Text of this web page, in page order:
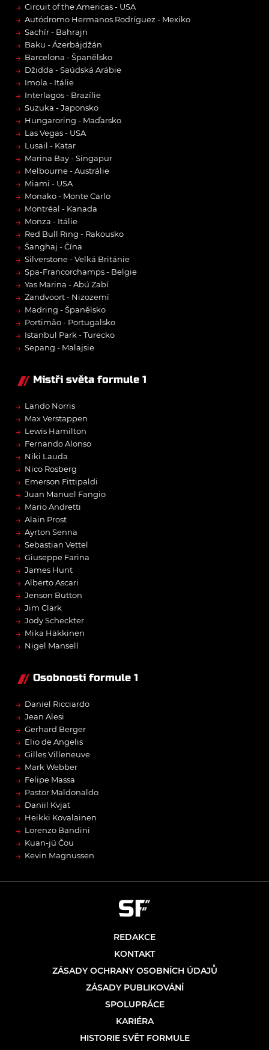
→ Circuit of the Americas - USA
→ Autódromo Hermanos Rodríguez - Mexiko
→ Sachír - Bahrajn
→ Baku - Ázerbájdžán
→ Barcelona - Španělsko
→ Džidda - Saúdská Arábie
→ Imola - Itálie
→ Interlagos - Brazílie
→ Suzuka - Japonsko
→ Hungaroring - Maďarsko
→ Las Vegas - USA
→ Lusail - Katar
→ Marina Bay - Singapur
→ Melbourne - Austrálie
→ Miami - USA
→ Monako - Monte Carlo
→ Montréal - Kanada
→ Monza - Itálie
→ Red Bull Ring - Rakousko
→ Šanghaj - Čína
→ Silverstone - Velká Británie
→ Spa-Francorchamps - Belgie
→ Yas Marina - Abú Zabí
→ Zandvoort - Nizozemí
→ Madring - Španělsko
→ Portimão - Portugalsko
→ Istanbul Park - Turecko
→ Sepang - Malajsie
Mistři světa formule 1
→ Lando Norris
→ Max Verstappen
→ Lewis Hamilton
→ Fernando Alonso
→ Niki Lauda
→ Nico Rosberg
→ Emerson Fittipaldi
→ Juan Manuel Fangio
→ Mario Andretti
→ Alain Prost
→ Ayrton Senna
→ Sebastian Vettel
→ Giuseppe Farina
→ James Hunt
→ Alberto Ascari
→ Jenson Button
→ Jim Clark
→ Jody Scheckter
→ Mika Häkkinen
→ Nigel Mansell
Osobnosti formule 1
→ Daniel Ricciardo
→ Jean Alesi
→ Gerhard Berger
→ Elio de Angelis
→ Gilles Villeneuve
→ Mark Webber
→ Felipe Massa
→ Pastor Maldonaldo
→ Daniil Kvjat
→ Heikki Kovalainen
→ Lorenzo Bandini
→ Kuan-jü Čou
→ Kevin Magnussen
REDAKCE
KONTAKT
ZÁSADY OCHRANY OSOBNÍCH ÚDAJŮ
ZÁSADY PUBLIKOVÁNÍ
SPOLUPRÁCE
KARIÉRA
HISTORIE SVĚT FORMULE